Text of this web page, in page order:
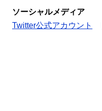
ソーシャルメディア
Twitter公式アカウント